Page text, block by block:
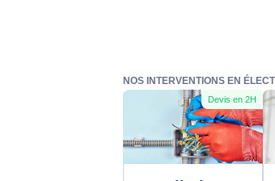
NOS INTERVENTIONS EN
Devis en 2H